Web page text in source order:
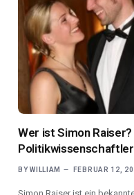
Wer ist Simon
Politikwissenschaftler
BY WILLIAM FEBRUAR 12,